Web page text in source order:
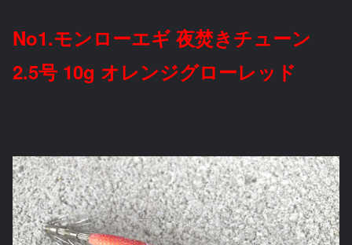
No1.モンローエギ 夜焚きチューン
2.5号 10g オレンジグローレッド